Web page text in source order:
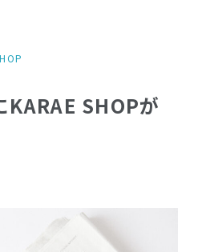
KARAE SHOPが